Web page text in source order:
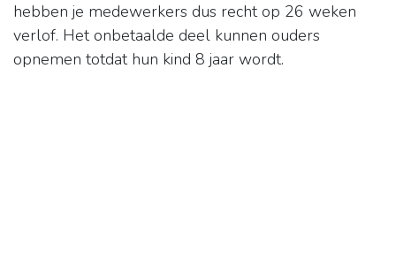
hebben je medewerkers dus recht op 26 weken
verlof. Het onbetaalde deel kunnen ouders
opnemen totdat hun kind 8 jaar wordt.